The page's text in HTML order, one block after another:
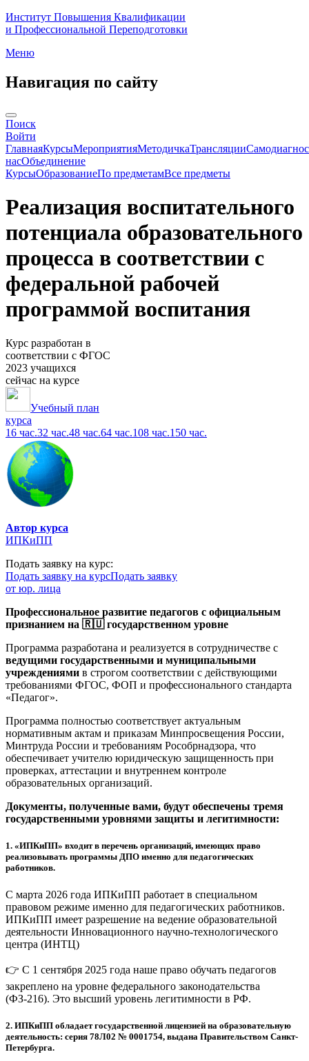
Институт Повышения Квалификации
и Профессиональной Переподготовки
Меню
Навигация по сайту
Поиск
Войти
ГлавнаяКурсыМероприятияМетодичкаТрансляции
насОбъединение
КурсыОбразованиеПо предметамВсе предметы
Реализация воспитательного
потенциала образовательного
процесса в соответствии с
федеральной рабочей
программой воспитания
Курс разработан в
соответствии с ФГОС
2023 учащихся
сейчас на курсе
Учебный план
курса
16 час.32 час.48 час.64 час.108 час.150 час.
Автор курса
ИПКиПП
Подать заявку на курс:
Подать заявку на курсПодать заявку
от юр. лица
Профессиональное развитие педагогов с официальным
признанием на 🇷🇺 государственном уровне
Программа разработана и реализуется в сотрудничестве с
ведущими государственными и муниципальными
учреждениями в строгом соответствии с действующими
требованиями ФГОС, ФОП и профессионального стандарта
«Педагог».
Программа полностью соответствует актуальным
нормативным актам и приказам Минпросвещения России,
Минтруда России и требованиям Рособрнадзора, что
обеспечивает учителю юридическую защищенность при
проверках, аттестации и внутреннем контроле
образовательных организаций.
Документы, полученные вами, будут обеспечены тремя
государственными уровнями защиты и легитимности:
1. «ИПКиПП» входит в перечень организаций, имеющих право
реализовывать программы ДПО именно для педагогических
работников.
С марта 2026 года ИПКиПП работает в специальном
правовом режиме именно для педагогических работников.
ИПКиПП имеет разрешение на ведение образовательной
деятельности Инновационного научно-технологического
центра (ИНТЦ)
👉 С 1 сентября 2025 года наше право обучать педагогов
закреплено на уровне федерального законодательства
(ФЗ-216). Это высший уровень легитимности в РФ.
2. ИПКиПП обладает государственной лицензией на образовательную
деятельность: серия 78Л02 № 0001754, выдана Правительством Санкт-
Петербурга.